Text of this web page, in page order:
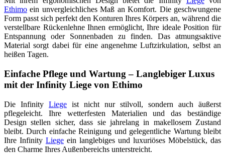
Ethimo ein unvergleichliches Maß an Komfort. Die geschwungene
Form passt sich perfekt den Konturen Ihres Körpers an, während die
verstellbare Rückenlehne Ihnen ermöglicht, Ihre ideale Position für
Entspannung oder Sonnenbaden zu finden. Das atmungsaktive
Material sorgt dabei für eine angenehme Luftzirkulation, selbst an
heißen Tagen.
Einfache Pflege und Wartung – Langlebiger Luxus
mit der Infinity Liege von Ethimo
Die Infinity Liege ist nicht nur stilvoll, sondern auch äußerst
pflegeleicht. Ihre wetterfesten Materialien und das beständige
Design stellen sicher, dass sie jahrelang in makellosem Zustand
bleibt. Durch einfache Reinigung und gelegentliche Wartung bleibt
Ihre Infinity Liege ein langlebiges und luxuriöses Möbelstück, das
den Charme Ihres Außenbereichs unterstreicht.